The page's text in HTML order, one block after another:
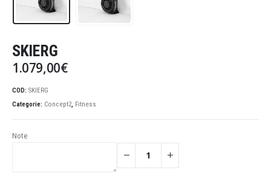
SKIERG
1.079,00€
COD: SKIERG
Categorie: Concept2, Fitness
Note